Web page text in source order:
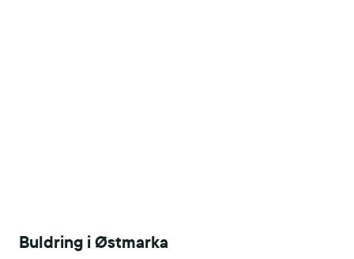
Buldring i Østmarka